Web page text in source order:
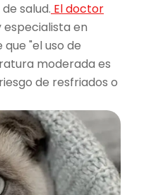
salud. El doctor
especialista en
"el uso de
moderada es
de resfriados o